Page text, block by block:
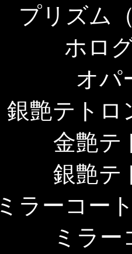
プリズム
ホロ
オ
銀艶テト
金艶
銀艶
ミラーコー
ミラ